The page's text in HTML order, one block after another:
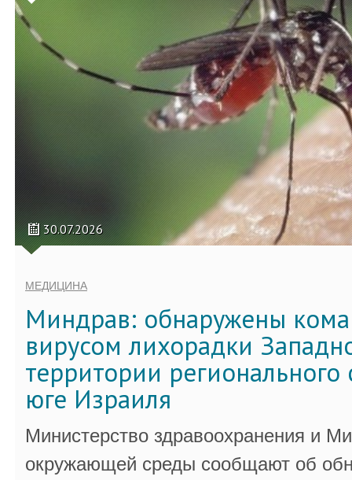
30.07.2026
МЕДИЦИНА
Миндрав: обнаружены
вирусом лихорадки
территории регионального
юге Израиля
Министерство здравоохранения и
окружающей среды сообщают об